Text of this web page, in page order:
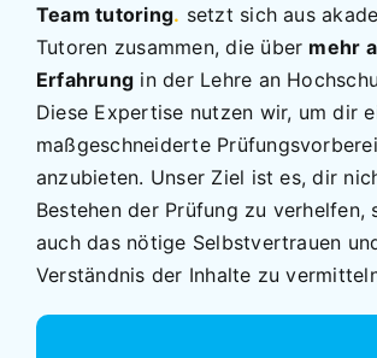
Team tutoring. setzt sich aus
Tutoren zusammen, die über mehr
Erfahrung in der Lehre an
Diese Expertise nutzen wir, um dir
maßgeschneiderte
anzubieten. Unser Ziel ist es, dir
Bestehen der Prüfung zu verhelfen,
auch das nötige Selbstvertrauen
Verständnis der Inhalte zu